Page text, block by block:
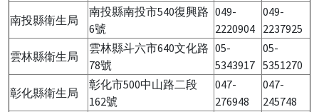
南投縣衛生局
南投縣南投市540復興路
6號
049-
2220904
049-
2237925
雲林縣衛生局
雲林縣斗六市640文化路
78號
05-
5343917
05-
5351270
彰化縣衛生局
彰化市500中山路二段
162號
047-
276948
047-
245748